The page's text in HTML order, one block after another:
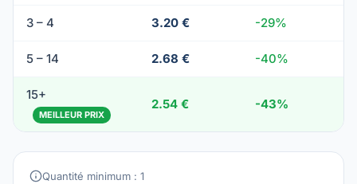
3 – 4 3.20 € -29%
5 – 14 2.68 € -40%
15+
MEILLEUR PRIX
2.54 € -43%
Quantité minimum : 1